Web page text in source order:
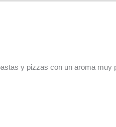
y pizzas con un aroma muy